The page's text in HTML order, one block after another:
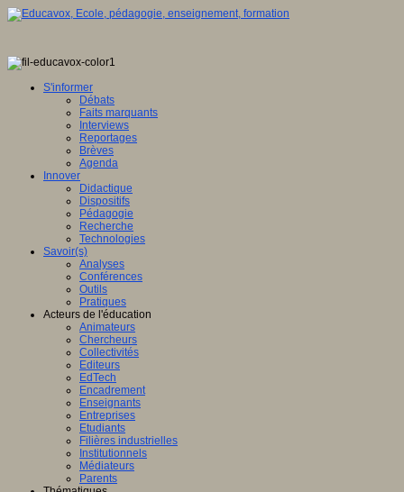
S'informer
Débats
Faits marquants
Interviews
Reportages
Brèves
Agenda
Innover
Didactique
Dispositifs
Pédagogie
Recherche
Technologies
Savoir(s)
Analyses
Conférences
Outils
Pratiques
Acteurs de l'éducation
Animateurs
Chercheurs
Collectivités
Editeurs
EdTech
Encadrement
Enseignants
Entreprises
Etudiants
Filières industrielles
Institutionnels
Médiateurs
Parents